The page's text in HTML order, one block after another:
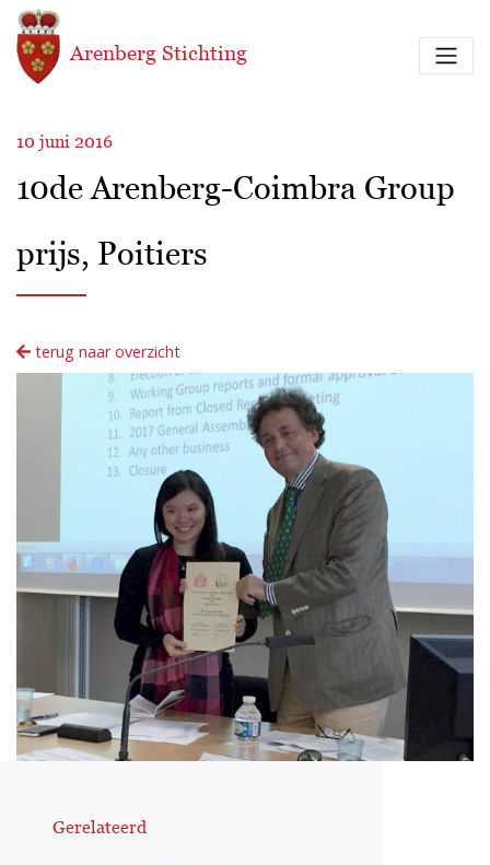
Overslaan en naar de inhoud gaan
Arenberg Stichting
10 juni 2016
10de Arenberg-Coimbra Group
prijs, Poitiers
terug naar overzicht
Gerelateerd